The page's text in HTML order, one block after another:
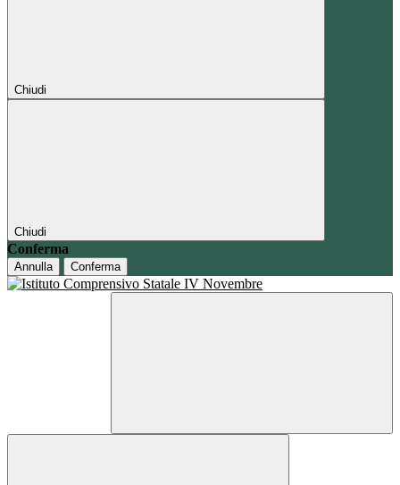
Chiudi
Chiudi
Conferma
Annulla Conferma